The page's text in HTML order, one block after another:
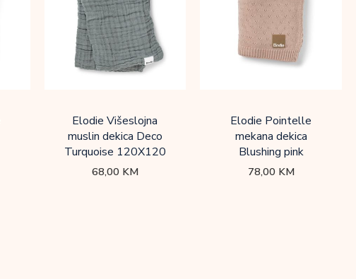
Elodie Višeslojna
muslin dekica Deco
Turquoise 120X120
68,00 KM
Elodie Pointelle
mekana dekica
Blushing pink
78,00 KM